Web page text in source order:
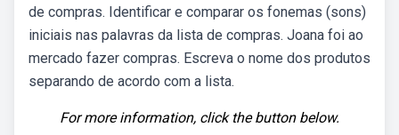
de compras. Identificar e comparar os fonemas (sons)
iniciais nas palavras da lista de compras. Joana foi ao
mercado fazer compras. Escreva o nome dos produtos
separando de acordo com a lista.
For more information, click the button below.